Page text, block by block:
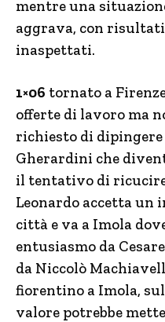
mentre una
aggrava, con
inaspettati.
1×06 tornato a
offerte di lavoro ma
richiesto di
Gherardini che
il tentativo di
Leonardo accetta un
città e va a Imola
entusiasmo da
da Niccolò
fiorentino a Imola,
valore potrebbe